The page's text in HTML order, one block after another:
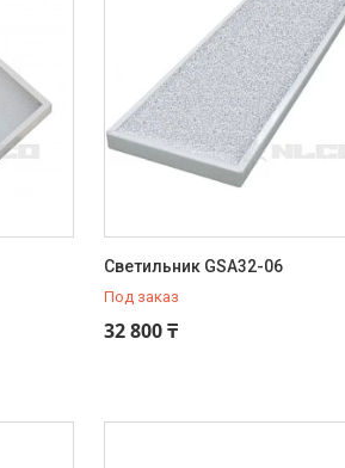
ЛАМПЫ
Светильник GSA32-06
Под заказ
32 800 ₸